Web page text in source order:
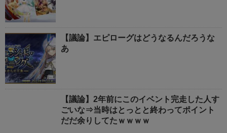
【議論】エピローグはどうなるんだろうな
あ
【議論】2年前にこのイベント完走した人す
ごいな⇒当時はとっとと終わってポイント
だだ余りしてたｗｗｗｗ